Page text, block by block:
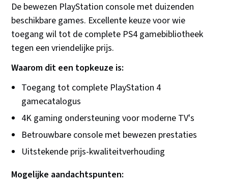
De bewezen PlayStation console met duizenden
beschikbare games. Excellente keuze voor wie
toegang wil tot de complete PS4 gamebibliotheek
tegen een vriendelijke prijs.
Waarom dit een topkeuze is:
Toegang tot complete PlayStation 4
gamecatalogus
4K gaming ondersteuning voor moderne TV's
Betrouwbare console met bewezen prestaties
Uitstekende prijs-kwaliteitverhouding
Mogelijke aandachtspunten: